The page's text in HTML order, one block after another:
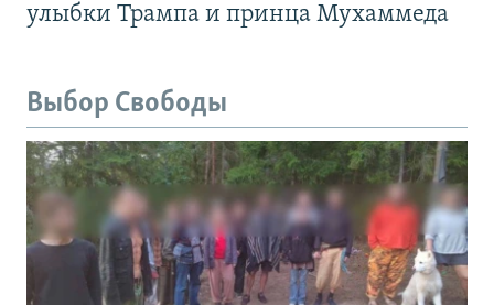
улыбки Трампа и принца Мухаммеда
Выбор Свободы